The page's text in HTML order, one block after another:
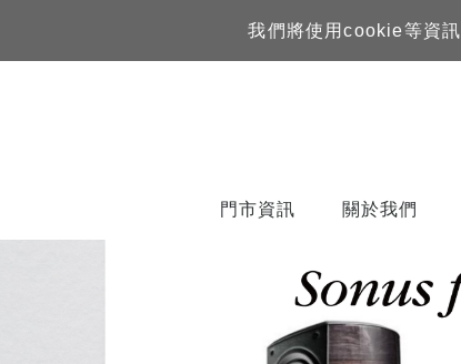
我們將使用cookie等資
門市資訊 關於我們